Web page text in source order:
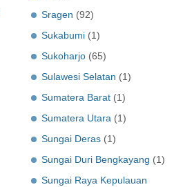
Sragen (92)
Sukabumi (1)
Sukoharjo (65)
Sulawesi Selatan (1)
Sumatera Barat (1)
Sumatera Utara (1)
Sungai Deras (1)
Sungai Duri Bengkayang (1)
Sungai Raya Kepulauan